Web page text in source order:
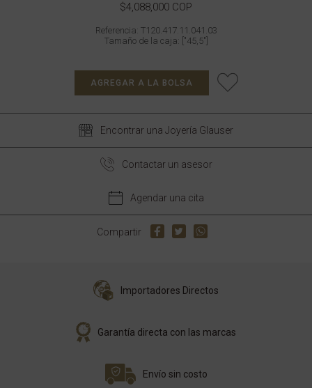
$4,088,000 COP
Referencia: T120.417.11.041.03
Tamaño de la caja: ["45,5"]
AGREGAR A LA BOLSA
Encontrar una Joyería Glauser
Contactar un asesor
Agendar una cita
Compartir
Importadores Directos
Garantía directa con las marcas
Envío sin costo